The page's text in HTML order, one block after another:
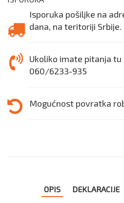
Isporuka pošiljke na
dana, na teritoriji Srbije.
Ukoliko imate pitanja tu
060/6233-935
Mogućnost povratka
OPIS DEKLARACIJE